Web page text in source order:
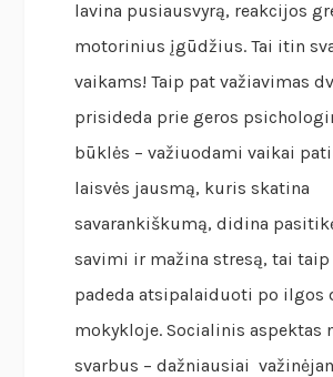
lavina pusiausvyrą, reakcijos
motorinius įgūdžius. Tai itin
vaikams! Taip pat važiavimas
prisideda prie geros
būklės – važiuodami vaikai
laisvės jausmą, kuris skatina
savarankiškumą, didina
savimi ir mažina stresą, tai
padeda atsipalaiduoti po ilgos
mokykloje. Socialinis aspektas
svarbus – dažniausiai